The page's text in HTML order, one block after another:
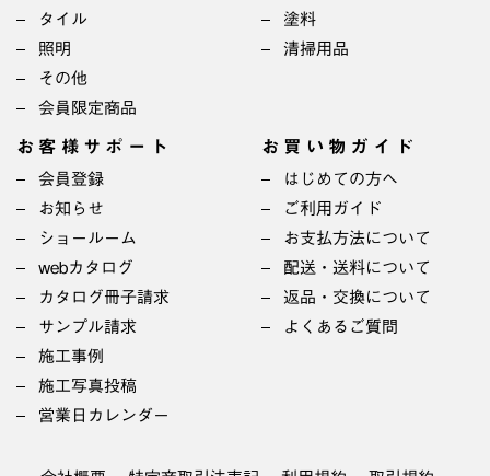
タイル
照明
その他
会員限定商品
塗料
清掃用品
お客様サポート
会員登録
お知らせ
ショールーム
webカタログ
カタログ冊子請求
サンプル請求
施工事例
施工写真投稿
営業日カレンダー
お買い物ガイド
はじめての方へ
ご利用ガイド
お支払方法について
配送・送料について
返品・交換について
よくあるご質問